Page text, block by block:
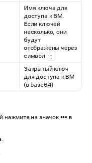
Имя ключа для
доступа к ВМ.
Если ключей
несколько, они
будут
отображены через
символ
;
Закрытый ключ
для доступа к ВМ
(в base64)
нажмите на значок ••• в
.